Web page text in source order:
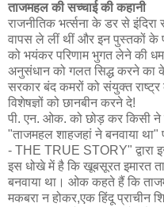
ताजमहल की सच्चाई की कहानी
राजनीतिक भर्त्सना के डर से
वापस ले लीं थीं और इन पुस्तकों के
को भयंकर परिणाम भुगत लेने की
अनुसंधान को गलत सिद्ध करने का
सरकार बंद कमरों को संयुक्त
विशेषज्ञों को छानबीन करने दे!
पी. एन. ओक. को छोड़ कर किसी ने
"ताजमहल शाहजहां ने बनवाया
- THE TRUE STORY" द्वारा
इस धोखे में है कि खूबसूरत इमारत
बनवाया था। ओक कहते हैं कि
मकबरा न होकर,एक हिंदू प्राचीन